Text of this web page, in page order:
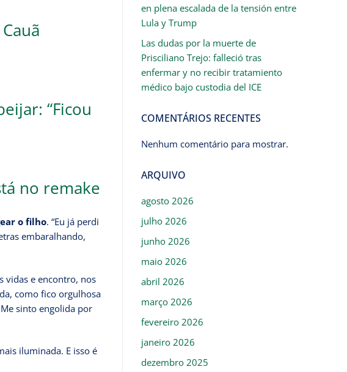
“Ficou
no remake
o filho. “Eu já perdi
embaralhando,
vidas e encontro, nos
como fico orgulhosa
sinto engolida por
iluminada. E isso é
en plena escalada de la tensión entre
Lula y Trump
Las dudas por la muerte de
Prisciliano Trejo: falleció tras
enfermar y no recibir tratamiento
médico bajo custodia del ICE
COMENTÁRIOS RECENTES
Nenhum comentário para mostrar.
ARQUIVO
agosto 2026
julho 2026
junho 2026
maio 2026
abril 2026
março 2026
fevereiro 2026
janeiro 2026
dezembro 2025